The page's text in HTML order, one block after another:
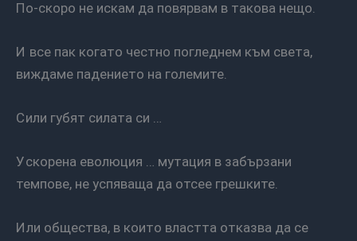
По-скоро не искам да повярвам в такова нещо.
И все пак когато честно погледнем към света,
виждаме падението на големите.
Сили губят силата си …
Ускорена еволюция … мутация в забързани
темпове, не успяваща да отсее грешките.
Или общества, в които властта отказва да се